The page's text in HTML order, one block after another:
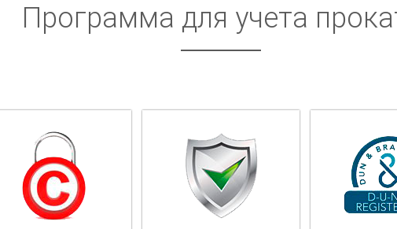
Программа для учета